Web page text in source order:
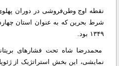
نقطه اوج وطن‌فروشی در دوران
شرط بحرین که به عنوان استان
۱۳۴۹ بود.
محمدرضا شاه تحت فشار‌های
نمایشی، این بخش استراتژیک از